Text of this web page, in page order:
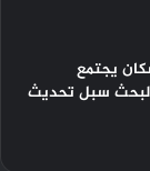
يجتمع
لبحث سبل تحديث